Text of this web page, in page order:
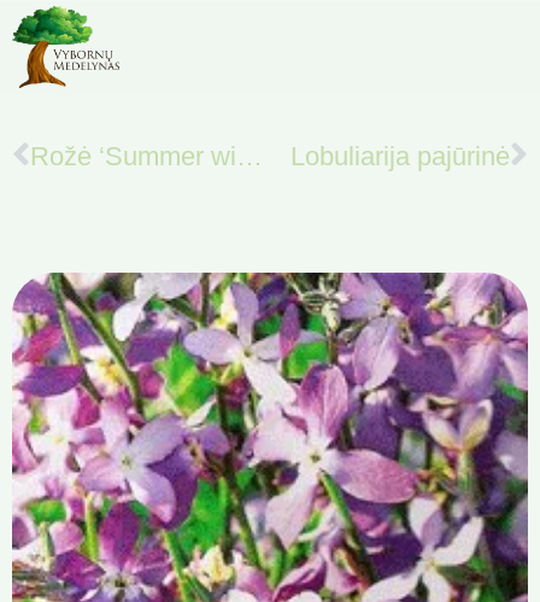
Rožė ‘Summer wind’ Lobuliarija pajūrinė